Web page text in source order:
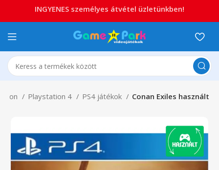
Playstation 4 PS4 játékok Conan Exiles használt
INGYENES személyes átvétel üzletünkben!